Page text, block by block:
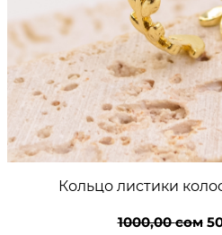
Кольцо листики
1000,00сом